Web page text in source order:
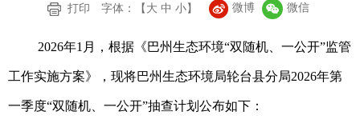
打印
字体：【 大 中 小】 微博 微信
2026年1月，根据《巴州生态环境“双随机、一公开”监管
工作实施方案》，现将巴州生态环境局轮台县分局2026年第
一季度“双随机、一公开”抽查计划公布如下：